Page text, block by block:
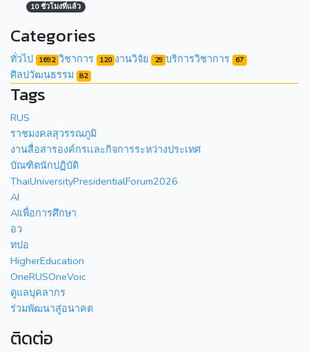
10 ชั่วโมงที่แล้ว
Categories
ทั่วไป 1692 วิชาการ 120 งานวิจัย 29 บริการวิชาการ 67
ศิลปวัฒนธรรม 82
Tags
RUS
ราชมงคลสุวรรณภูมิ
งานสื่อสารองค์กรเเละกิจการระหว่างประเทศ
บัณฑิตนักปฏิบัติ
ThaiUniversityPresidentialForum2026
AI
AIเพื่อการศึกษา
อว
ทปอ
HigherEducation
OneRUSOneVoic
ดูแลบุคลากร
ร่วมพัฒนาสู่อนาคต
ติดต่อ